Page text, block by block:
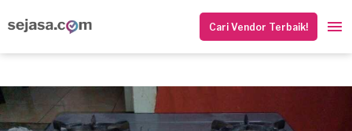
Cari Vendor Terbaik!